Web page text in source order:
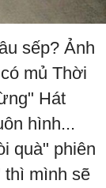
sếp? Ảnh
mủ Thời
Hát
hình...
quà" phiên
thì mình sẽ